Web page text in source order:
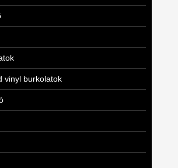
vinyl burkolatok